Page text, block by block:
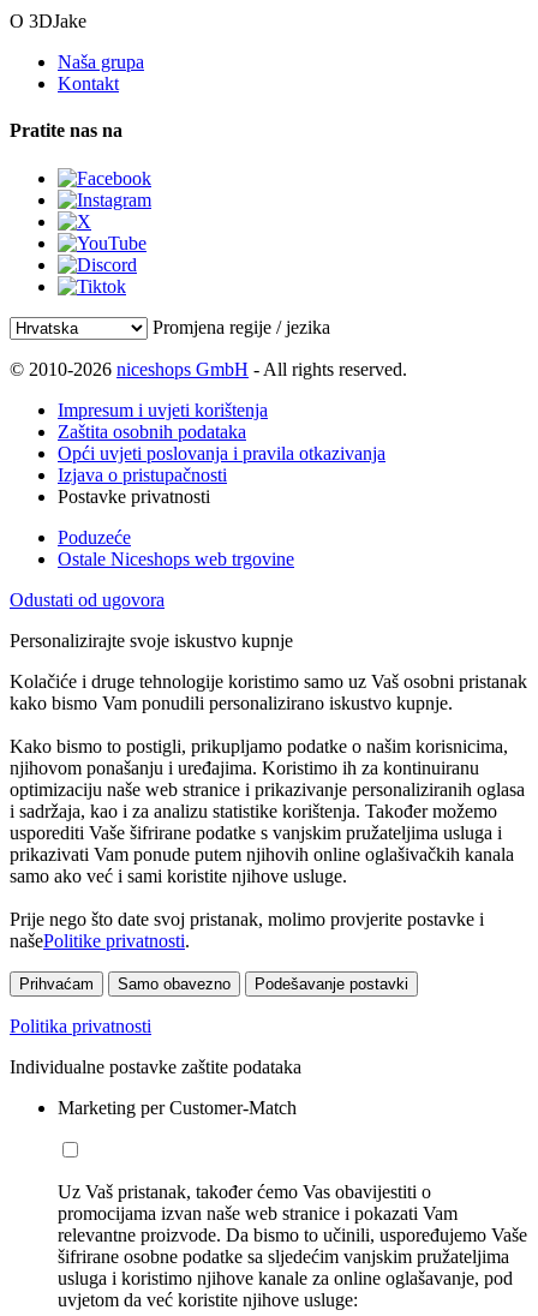
O 3DJake
Naša grupa
Kontakt
Pratite nas na
Promjena regije / jezika
© 2010-2026 niceshops GmbH - All rights reserved.
Impresum i uvjeti korištenja
Zaštita osobnih podataka
Opći uvjeti poslovanja i pravila otkazivanja
Izjava o pristupačnosti
Postavke privatnosti
Poduzeće
Ostale Niceshops web trgovine
Odustati od ugovora
Personalizirajte svoje iskustvo kupnje
Kolačiće i druge tehnologije koristimo samo uz Vaš osobni pristanak
kako bismo Vam ponudili personalizirano iskustvo kupnje.
Kako bismo to postigli, prikupljamo podatke o našim korisnicima,
njihovom ponašanju i uređajima. Koristimo ih za kontinuiranu
optimizaciju naše web stranice i prikazivanje personaliziranih oglasa
i sadržaja, kao i za analizu statistike korištenja. Također možemo
usporediti Vaše šifrirane podatke s vanjskim pružateljima usluga i
prikazivati Vam ponude putem njihovih online oglašivačkih kanala
samo ako već i sami koristite njihove usluge.
Prije nego što date svoj pristanak, molimo provjerite postavke i
našePolitike privatnosti.
Prihvaćam Samo obavezno Podešavanje postavki
Politika privatnosti
Individualne postavke zaštite podataka
Marketing per Customer-Match
Uz Vaš pristanak, također ćemo Vas obavijestiti o
promocijama izvan naše web stranice i pokazati Vam
relevantne proizvode. Da bismo to učinili, uspoređujemo Vaše
šifrirane osobne podatke sa sljedećim vanjskim pružateljima
usluga i koristimo njihove kanale za online oglašavanje, pod
uvjetom da već koristite njihove usluge: